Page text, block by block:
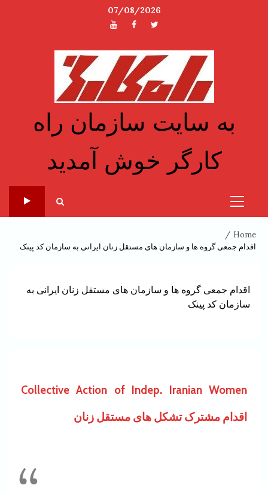
07/08/2026
توئیترفیسبوکیوتیوب
به سایت سازمان راه
کارگر خوش آمدید
Primary
Home
اقدام جمعی گروه ها و سازمان های مستقل زنان ایرانی به سازمان کد پینک
اقدام جمعی گروه ها و سازمان های مستقل زنان ایرانی به
سازمان کد پینک
Collective Action of Indep. Iranian Women
اقدام مشترک تشکل های مستقل زنان